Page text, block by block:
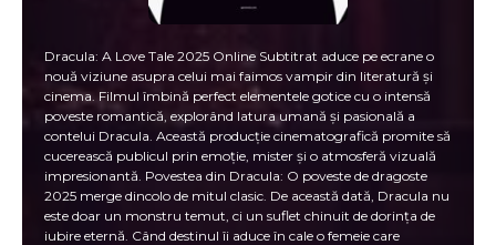
Dracula: A Love Tale 2025 Online Subtitrat aduce pe ecrane o
nouă viziune asupra celui mai faimos vampir din literatură și
cinema. Filmul îmbină perfect elementele gotice cu o intensă
poveste romantică, explorând latura umană și pasională a
contelui Dracula. Această producție cinematografică promite să
cucerească publicul prin emoție, mister și o atmosferă vizuală
impresionantă. Povestea din Dracula: O poveste de dragoste
2025 merge dincolo de mitul clasic. De această dată, Dracula nu
este doar un monstru temut, ci un suflet chinuit de dorința de
iubire eternă. Când destinul îi aduce în cale o femeie care